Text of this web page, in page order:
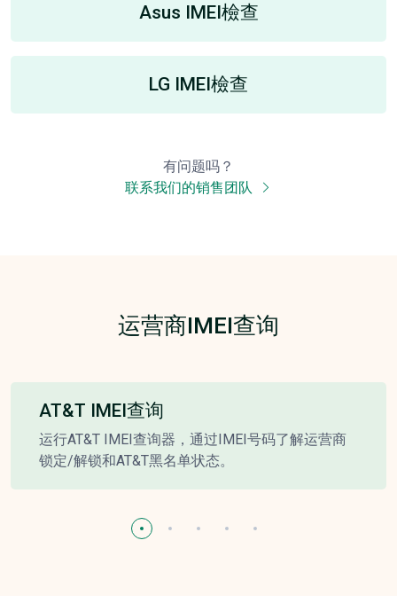
Asus IMEI檢查
LG IMEI檢查
有问题吗？
联系我们的销售团队
运营商IMEI查询
AT&T IMEI查询
运行AT&T IMEI查询器，通过IMEI号码了解运营商
锁定/解锁和AT&T黑名单状态。